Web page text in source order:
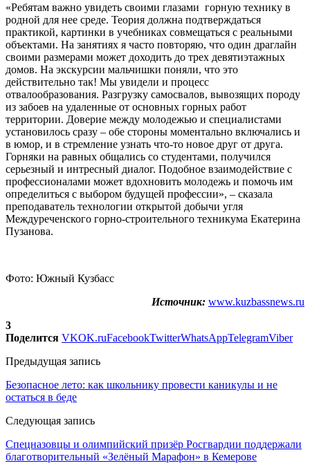
«Ребятам важно увидеть своими глазами горную технику в
родной для нее среде. Теория должна подтверждаться
практикой, картинки в учебниках совмещаться с реальными
объектами. На занятиях я часто повторяю, что один драглайн
своими размерами может доходить до трех девятиэтажных
домов. На экскурсии мальчишки поняли, что это
действительно так! Мы увидели и процесс
отвалообразования. Разгрузку самосвалов, вывозящих породу
из забоев на удаленные от основных горных работ
территории. Доверие между молодежью и специалистами
установилось сразу – обе стороны моментально включались и
в юмор, и в стремление узнать что-то новое друг от друга.
Горняки на равных общались со студентами, получился
серьезный и интресный диалог. Подобное взаимодействие с
профессионалами может вдохновить молодежь и помочь им
определиться с выбором будущей профессии», – сказала
преподаватель технологии открытой добычи угля
Междуреченского горно-строительного техникума Екатерина
Пузанова.
Фото: Южный Кузбасс
Источник: www.kuzbassnews.ru
3
Поделится VKOK.ruFacebookTwitterWhatsAppTelegramViber
Предыдущая запись
Безопасное лето: как школьнику провести каникулы и не
остаться в беде
Следующая запись
Спецназовцы и олимпийский призёр Росгвардии поддержали
благотворительный «Зелёный Марафон» в Кемерове